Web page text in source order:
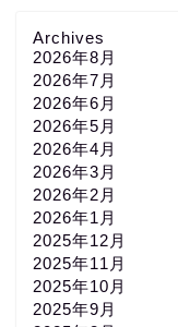
Archives
2026年8月
2026年7月
2026年6月
2026年5月
2026年4月
2026年3月
2026年2月
2026年1月
2025年12月
2025年11月
2025年10月
2025年9月